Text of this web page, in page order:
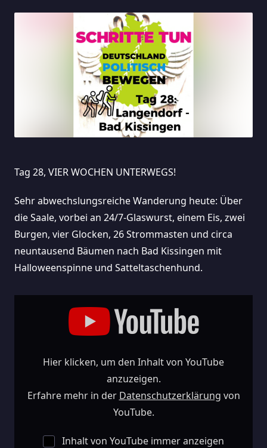
Tag 28, VIER WOCHEN UNTERWEGS!
Sehr abwechslungsreiche Wanderung heute: Über
die Saale, vorbei an 24/7-Glaswurst, einem Eis, zwei
Burgen, vier Glocken, 26 Strommasten und circa
neuntausend Bäumen nach Bad Kissingen mit
Halloweenspinne und Satteltaschenhund.
„Tag
UNTERWEGS!
YouTube
Anzeigen
Hier klicken, um den Inhalt von YouTube
anzuzeigen.
Erfahre mehr in der Datenschutzerklärung von
YouTube.
Inhalt von YouTube immer anzeigen